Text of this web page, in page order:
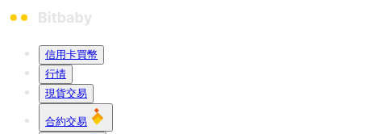
信用卡買幣
行情
現貨交易
合約交易